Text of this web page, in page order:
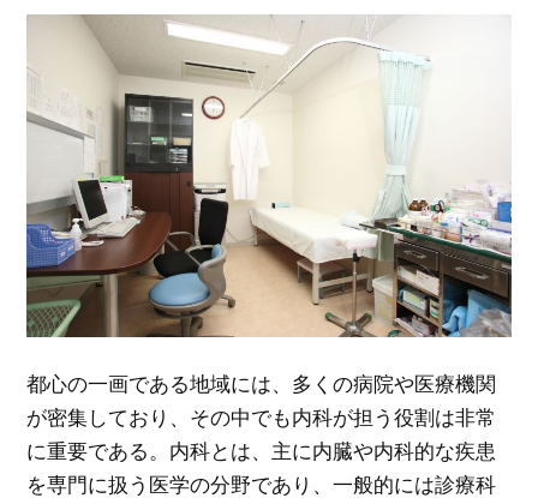
都心の一画である地域には、多くの病院や医療機関
が密集しており、その中でも内科が担う役割は非常
に重要である。 内科とは、主に内臓や内科的な疾患
を専門に扱う医学の分野であり、一般的には診療科